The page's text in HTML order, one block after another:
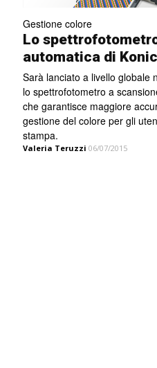
Gestione colore
Lo
automatica di
Sarà lanciato a livello globale
lo spettrofotometro a
che garantisce maggiore
gestione del colore per gli
stampa.
Valeria Teruzzi 06/07/2015